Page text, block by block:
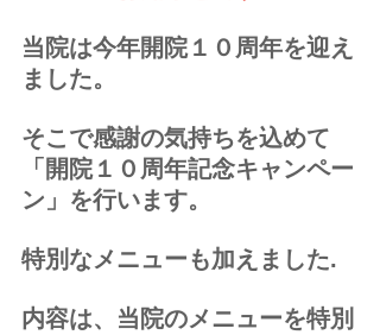
当院は今年開院１０周年を迎え
ました。
そこで感謝の気持ちを込めて
「開院１０周年記念キャンペー
ン」を行います。
特別なメニューも加えました.
内容は、当院のメニューを特別